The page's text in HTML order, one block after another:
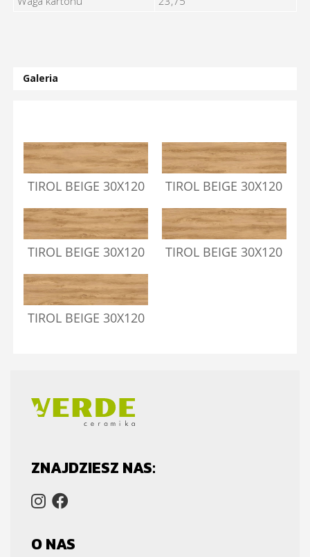
Galeria
TIROL BEIGE 30X120 TIROL BEIGE 30X120
TIROL BEIGE 30X120 TIROL BEIGE 30X120
TIROL BEIGE 30X120
ZNAJDZIESZ NAS:
O NAS